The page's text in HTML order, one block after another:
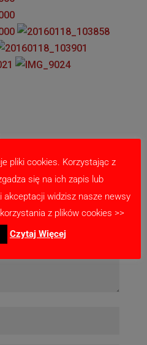
pliki cookies. Korzystając z
się na ich zapis lub
akceptacji widzisz nasze newsy
z plików cookies >>
Czytaj Więcej